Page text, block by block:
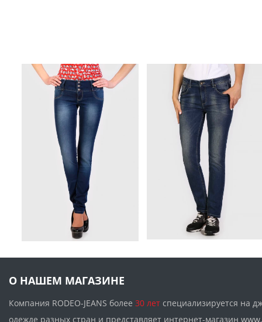
О НАШЕМ МАГАЗИНЕ
Компания RODEO-JEANS более 30 лет специализируется на
одежде разных стран и представляет интернет-магазин